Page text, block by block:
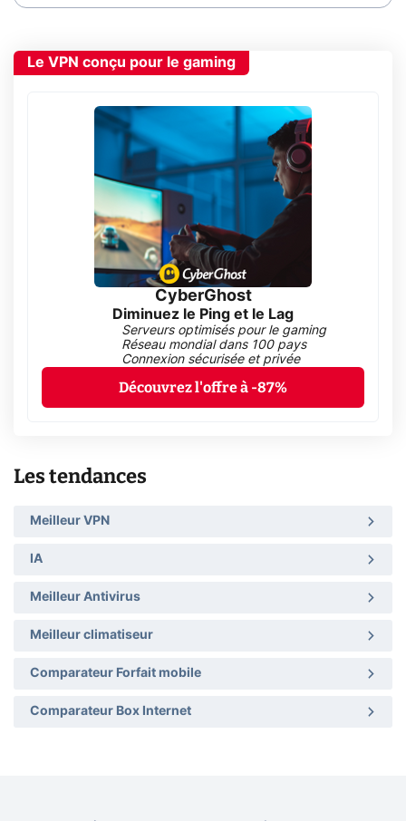
Le VPN conçu pour le gaming
CyberGhost
Diminuez le Ping et le Lag
Serveurs optimisés pour le gaming
Réseau mondial dans 100 pays
Connexion sécurisée et privée
Découvrez l'offre à -87%
Les tendances
Meilleur VPN
IA
Meilleur Antivirus
Meilleur climatiseur
Comparateur Forfait mobile
Comparateur Box Internet